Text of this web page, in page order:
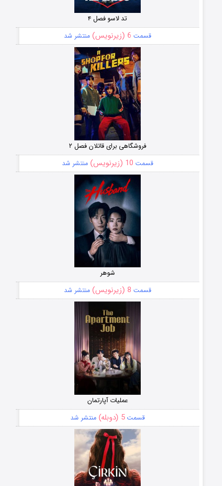
تد لاسو فصل ۴
قسمت 6 (زیرنویس) منتشر شد
فروشگاهی برای قاتلان فصل ۲
قسمت 10 (زیرنویس) منتشر شد
شوهر
قسمت 8 (زیرنویس) منتشر شد
عملیات آپارتمان
قسمت5 (دوبله) منتشر شد